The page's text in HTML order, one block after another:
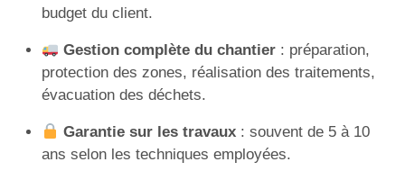
budget du client.
Gestion complète du chantier: préparation,
protection des zones, réalisation des traitements,
évacuation des déchets.
Garantie sur les travaux: souvent de 5 à 10
ans selon les techniques employées.